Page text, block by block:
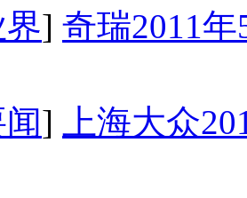
] 奇瑞2011
]
上海大众